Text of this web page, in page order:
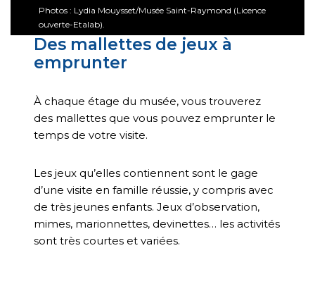
Photos : Lydia Mouysset/Musée Saint-Raymond (Licence
ouverte-Etalab).
Des mallettes de jeux à
emprunter
À chaque étage du musée, vous trouverez
des mallettes que vous pouvez emprunter le
temps de votre visite.
Les jeux qu’elles contiennent sont le gage
d’une visite en famille réussie, y compris avec
de très jeunes enfants. Jeux d’observation,
mimes, marionnettes, devinettes… les activités
sont très courtes et variées.